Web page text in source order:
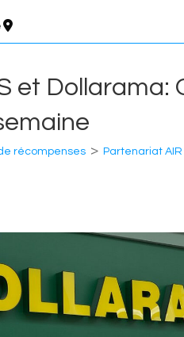
et
récompenses > Partenariat